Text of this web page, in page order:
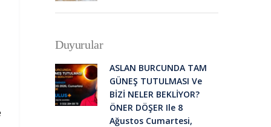
Duyurular
ASLAN BURCUNDA TAM
GÜNEŞ TUTULMASI Ve
BİZİ NELER BEKLİYOR?
ÖNER DÖŞER Ile 8
Ağustos Cumartesi,